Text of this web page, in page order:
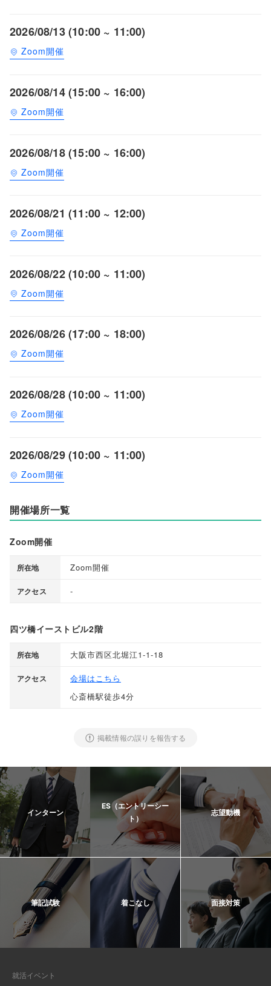
2026/08/13 (10:00 ~ 11:00)
Zoom開催
2026/08/14 (15:00 ~ 16:00)
Zoom開催
2026/08/18 (15:00 ~ 16:00)
Zoom開催
2026/08/21 (11:00 ~ 12:00)
Zoom開催
2026/08/22 (10:00 ~ 11:00)
Zoom開催
2026/08/26 (17:00 ~ 18:00)
Zoom開催
2026/08/28 (10:00 ~ 11:00)
Zoom開催
2026/08/29 (10:00 ~ 11:00)
Zoom開催
開催場所一覧
Zoom開催
所在地 Zoom開催
アクセス -
四ツ橋イーストビル2階
所在地 大阪市西区北堀江1-1-18
アクセス
会場はこちら
心斎橋駅徒歩4分
掲載情報の誤りを報告する
インターン
ES（エントリーシー
ト）
志望動機
筆記試験 着こなし 面接対策
就活イベント